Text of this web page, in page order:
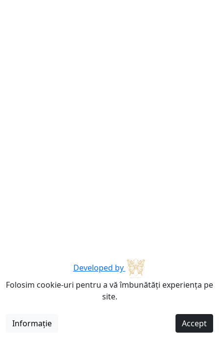
Developed by
Folosim cookie-uri pentru a vă îmbunătăți experiența pe
site.
Informație Accept